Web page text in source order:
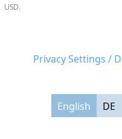
USD.
Privacy Settings /
English DE